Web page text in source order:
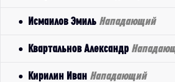
Исмаилов Эмиль Нападающий
Квартальнов Александр
Кирилин Иван Нападающий